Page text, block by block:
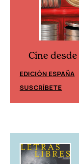
Cine
EDICIÓN ESPAÑA
SUSCRÍBETE